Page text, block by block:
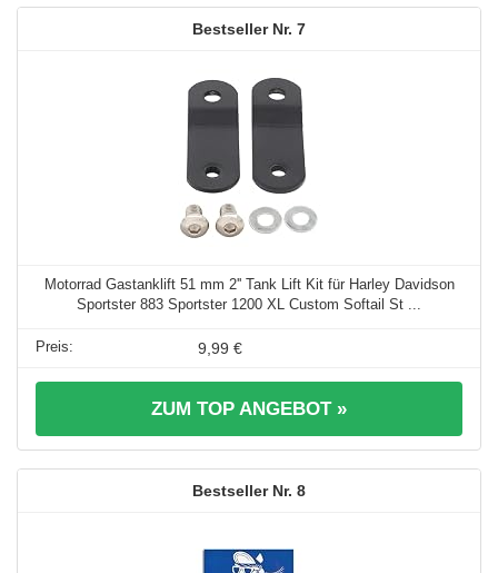
7
Motorrad Gastanklift 51 mm 2'' Tank Lift Kit für Harley Davidson
Sportster 883 Sportster 1200 XL Custom Softail St ...
9,99 €
ZUM TOP ANGEBOT »
8